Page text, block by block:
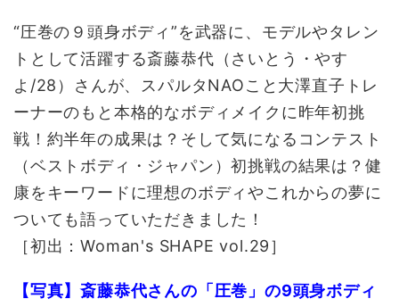
“圧巻の９頭身ボディ”を武器に、モデルやタレン
トとして活躍する斎藤恭代（さいとう・やす
よ/28）さんが、スパルタNAOこと大澤直子トレ
ーナーのもと本格的なボディメイクに昨年初挑
戦！約半年の成果は？そして気になるコンテスト
（ベストボディ・ジャパン）初挑戦の結果は？健
康をキーワードに理想のボディやこれからの夢に
ついても語っていただきました！
［初出：Woman's SHAPE vol.29］
【写真】斎藤恭代さんの「圧巻」の9頭身ボディ